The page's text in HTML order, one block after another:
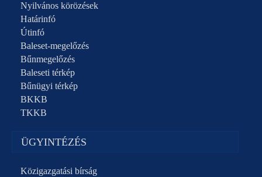
Nyilvános körözések
Határinfó
Útinfó
Baleset-megelőzés
Bűnmegelőzés
Baleseti térkép
Bűnügyi térkép
BKKB
TKKB
ÜGYINTÉZÉS
Közigazgatási bírság